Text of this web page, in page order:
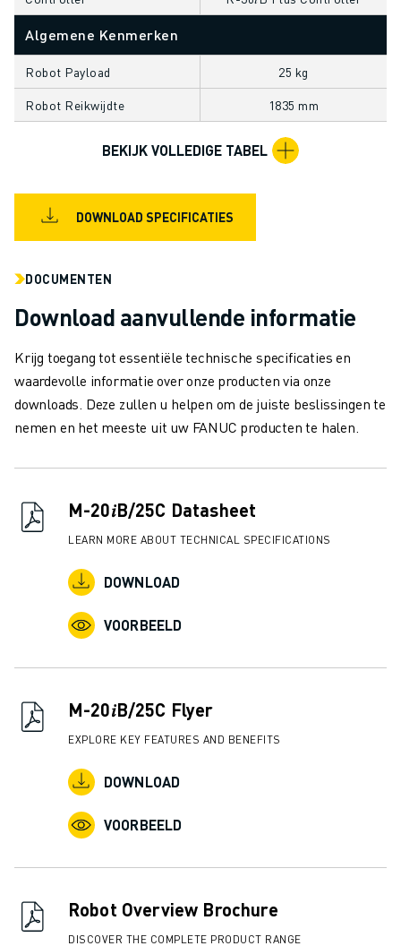
OPLEIDING & ONDERWIJS
FANUC ACADEMY
OPLOSSINGEN VOOR INDUSTRIEËN
OPLOSSINGEN VOOR HET ONDERWIJS
WORLDSKILLS & JONG TALENT
ONDERWIJS EVENEMENTEN
EVENEMENTEN
ONDERWIJS EVENEMENTEN
OVER FANUC
FANUC IN EUROPA
ONZE LOCATIES
JOBS
SHAPE YOUR FUTURE WITH FANUC
JOIN US » JOB PORTAAL
CONTACT
LOCATIES
Algemene Kenmerken
Robot Payload 25 kg
Robot Reikwijdte 1835 mm
BEKIJK VOLLEDIGE TABEL
DOWNLOAD SPECIFICATIES
DOCUMENTEN
Download aanvullende informatie
Krijg toegang tot essentiële technische specificaties en
waardevolle informatie over onze producten via onze
downloads. Deze zullen u helpen om de juiste beslissingen te
nemen en het meeste uit uw FANUC producten te halen.
M-20𝑖B/25C Datasheet
LEARN MORE ABOUT TECHNICAL SPECIFICATIONS
DOWNLOAD
VOORBEELD
M-20𝑖B/25C Flyer
EXPLORE KEY FEATURES AND BENEFITS
DOWNLOAD
VOORBEELD
Robot Overview Brochure
DISCOVER THE COMPLETE PRODUCT RANGE